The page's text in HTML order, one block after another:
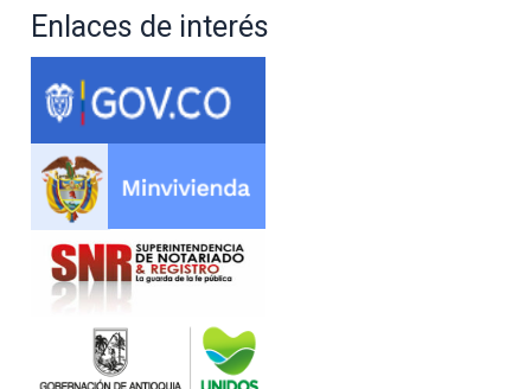
Enlaces de interés